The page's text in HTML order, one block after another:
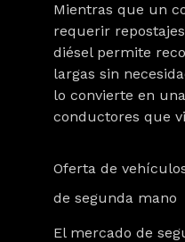
Mientras que un
requerir
diésel permite
largas sin
lo convierte en
conductores que
Oferta de
de segunda mano
El mercado de